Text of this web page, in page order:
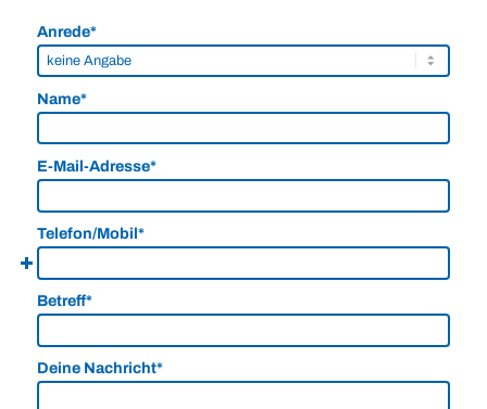
Anrede*
Name*
E-Mail-Adresse*
Telefon/Mobil*
Betreff*
Deine Nachricht*